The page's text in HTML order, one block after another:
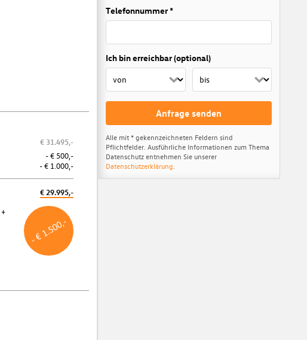
Verlängerte Herstellergarantie
gibt Ihnen gerne Ihr Gebrauchtwagenverkäufer.
Weitere Informationen
€ 31.495,-
- € 500,-
- € 1.000,-
€ 29.995,-
+
- € 1.500,-
Telefonnummer *
Ich bin erreichbar (optional)
Anfrage senden
Alle mit * gekennzeichneten Feldern sind
Pflichtfelder. Ausführliche Informationen zum Thema
Datenschutz entnehmen Sie unserer
Datenschutzerklärung